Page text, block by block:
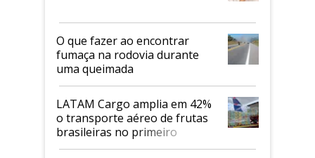
O que fazer ao encontrar
fumaça na rodovia durante
uma queimada
LATAM Cargo amplia em 42%
o transporte aéreo de frutas
brasileiras no primeiro
semestre